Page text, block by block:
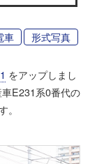
車 形式写真
をアップしまし
E231系0番代の